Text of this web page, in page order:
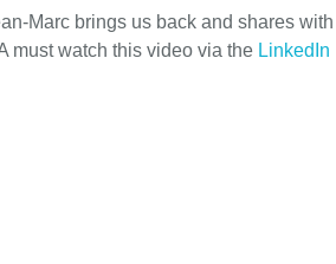
Marc brings us back and shares
must watch this video via the LinkedIn